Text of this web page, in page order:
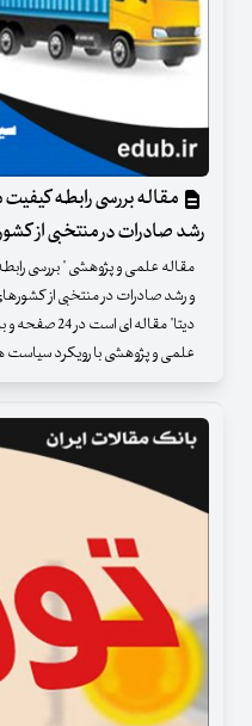
مقاله بررسی رابطه
رشد صادرات در منتخبی از
مقاله علمی و پژوهشی " بررسی
و رشد صادرات در منتخبی از
علمی و پژوهشی با رویکرد سیاست